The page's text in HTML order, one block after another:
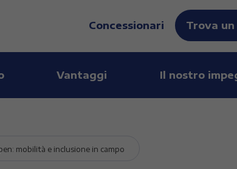
Concessionari Trova
Vantaggi Il nostro
mobilità e inclusione in campo